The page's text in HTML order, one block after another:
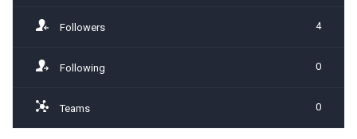
Followers 4
Following 0
Teams 0